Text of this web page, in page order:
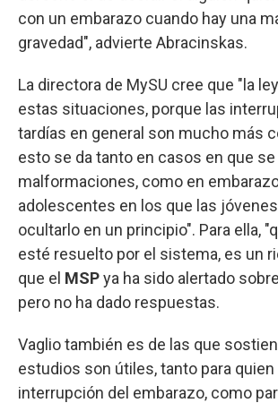
con un embarazo cuando hay una
gravedad", advierte Abracinskas.
La directora de MySU cree que "la
estas situaciones, porque las
tardías en general son mucho más
esto se da tanto en casos en que
malformaciones, como en
adolescentes en los que las
ocultarlo en un principio". Para ella,
esté resuelto por el sistema, es un
que el MSPya ha sido alertado
pero no ha dado respuestas.
Vaglio también es de las que
estudios son útiles, tanto para quien
interrupción del embarazo, como